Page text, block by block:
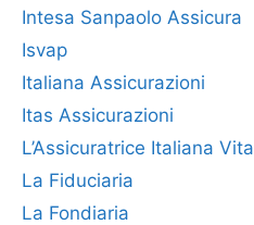
Intesa Sanpaolo Assicura
Isvap
Italiana Assicurazioni
Itas Assicurazioni
L’Assicuratrice Italiana Vita
La Fiduciaria
La Fondiaria